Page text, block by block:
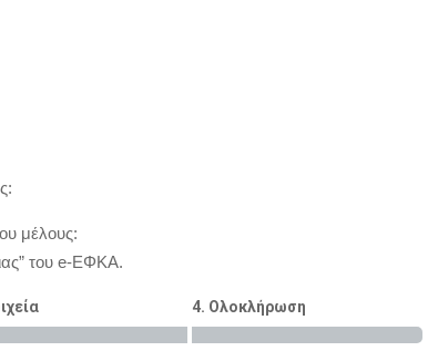
μέλους:
του e-ΕΦΚΑ.
4. Ολοκλήρωση